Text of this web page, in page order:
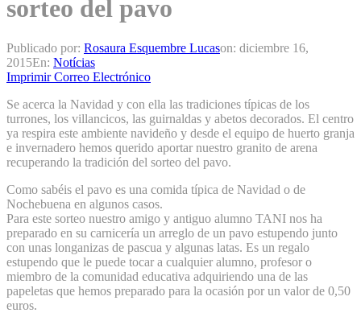
sorteo del pavo
Publicado por: Rosaura Esquembre Lucason: diciembre 16,
2015En: Notícias
Imprimir Correo Electrónico
Se acerca la Navidad y con ella las tradiciones típicas de los
turrones, los villancicos, las guirnaldas y abetos decorados. El centro
ya respira este ambiente navideño y desde el equipo de huerto granja
e invernadero hemos querido aportar nuestro granito de arena
recuperando la tradición del sorteo del pavo.
Como sabéis el pavo es una comida típica de Navidad o de
Nochebuena en algunos casos.
Para este sorteo nuestro amigo y antiguo alumno TANI nos ha
preparado en su carnicería un arreglo de un pavo estupendo junto
con unas longanizas de pascua y algunas latas. Es un regalo
estupendo que le puede tocar a cualquier alumno, profesor o
miembro de la comunidad educativa adquiriendo una de las
papeletas que hemos preparado para la ocasión por un valor de 0,50
euros.